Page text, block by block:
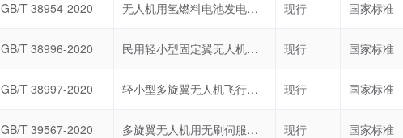
GB/T 38954-2020 无人机用氢燃料电池发电系统 现行 国家标准
GB/T 38996-2020 民用轻小型固定翼无人机飞行控制系统通用要求 现行 国家标准
GB/T 38997-2020 轻小型多旋翼无人机飞行控制与导航系统通用要求 现行 国家标准
GB/T 39567-2020 多旋翼无人机用无刷伺服电动机系统通用规范 现行 国家标准